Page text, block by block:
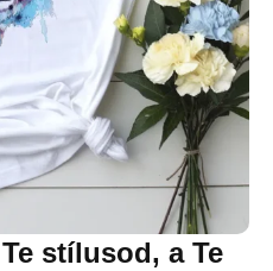
stílusod, a Te